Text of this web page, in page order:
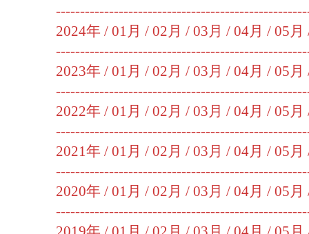
2024年 / 01月 / 02月 / 03月 / 04月 / 05月
2023年 / 01月 / 02月 / 03月 / 04月 / 05月
2022年 / 01月 / 02月 / 03月 / 04月 / 05月
2021年 / 01月 / 02月 / 03月 / 04月 / 05月
2020年 / 01月 / 02月 / 03月 / 04月 / 05月